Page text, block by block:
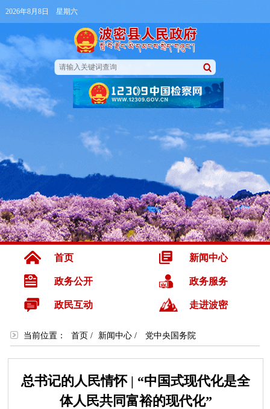
2026年8月8日 星期六
首页 新闻中心
政务公开 政务服务
政民互动 走进波密
当前位置： 首页 / 新闻中心 / 党中央国务院
总书记的人民情怀 | “中国式现代化是全
体人民共同富裕的现代化”